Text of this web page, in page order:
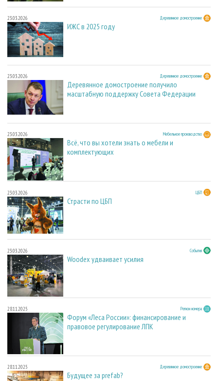
23.03.2026 Деревянное домостроение
ИЖС в 2025 году
23.03.2026 Деревянное домостроение
Деревянное домостроение получило
масштабную поддержку Совета Федерации
23.03.2026 Мебельное производство
Всё, что вы хотели знать о мебели и
комплектующих
23.03.2026 ЦБП
Страсти по ЦБП
23.03.2026 События
Woodex удваивает усилия
28.11.2025 Регион номера
Форум «Леса России»: финансирование и
правовое регулирование ЛПК
28.11.2025 Деревянное домостроение
Будущее за prefab?